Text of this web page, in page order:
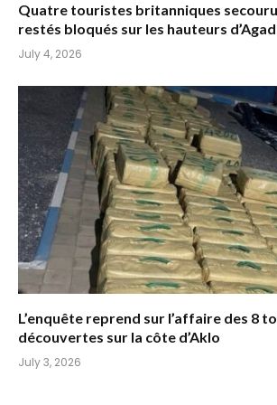
Quatre touristes britanniques
restés bloqués sur les hauteurs
July 4, 2026
L’enquête reprend sur l’affaire des 8
découvertes sur la côte d’Aklo
July 3, 2026